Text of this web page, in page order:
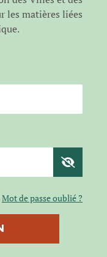
les matières liées
Mot de passe oublié ?